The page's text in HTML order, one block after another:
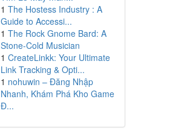
1 The Hostess Industry : A
Guide to Accessi...
1 The Rock Gnome Bard: A
Stone-Cold Musician
1 CreateLinkk: Your Ultimate
Link Tracking & Opti...
1 nohuwin – Đăng Nhập
Nhanh, Khám Phá Kho Game
Đ...